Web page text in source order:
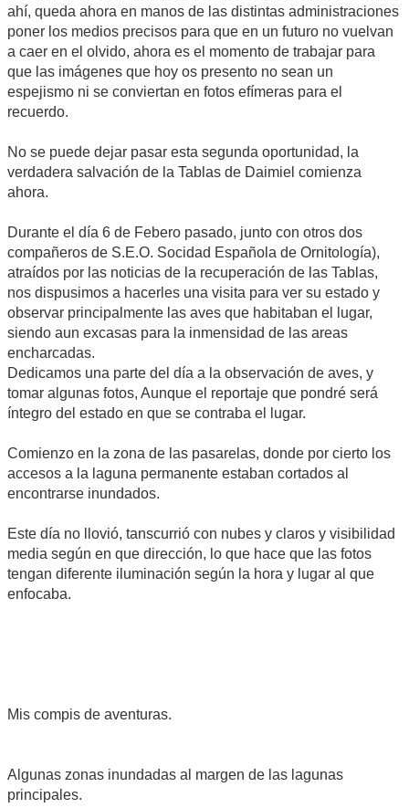
ahí, queda ahora en manos de las distintas administraciones
poner los medios precisos para que en un futuro no vuelvan
a caer en el olvido, ahora es el momento de trabajar para
que las imágenes que hoy os presento no sean un
espejismo ni se conviertan en fotos efímeras para el
recuerdo.
No se puede dejar pasar esta segunda oportunidad, la
verdadera salvación de la Tablas de Daimiel comienza
ahora.
Durante el día 6 de Febero pasado, junto con otros dos
compañeros de S.E.O. Socidad Española de Ornitología),
atraídos por las noticias de la recuperación de las Tablas,
nos dispusimos a hacerles una visita para ver su estado y
observar principalmente las aves que habitaban el lugar,
siendo aun excasas para la inmensidad de las areas
encharcadas.
Dedicamos una parte del día a la observación de aves, y
tomar algunas fotos, Aunque el reportaje que pondré será
íntegro del estado en que se contraba el lugar.
Comienzo en la zona de las pasarelas, donde por cierto los
accesos a la laguna permanente estaban cortados al
encontrarse inundados.
Este día no llovió, tanscurrió con nubes y claros y visibilidad
media según en que dirección, lo que hace que las fotos
tengan diferente iluminación según la hora y lugar al que
enfocaba.
Mis compis de aventuras.
Algunas zonas inundadas al margen de las lagunas
principales.